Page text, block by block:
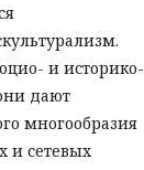
и историко-
дают
многообразия
и сетевых